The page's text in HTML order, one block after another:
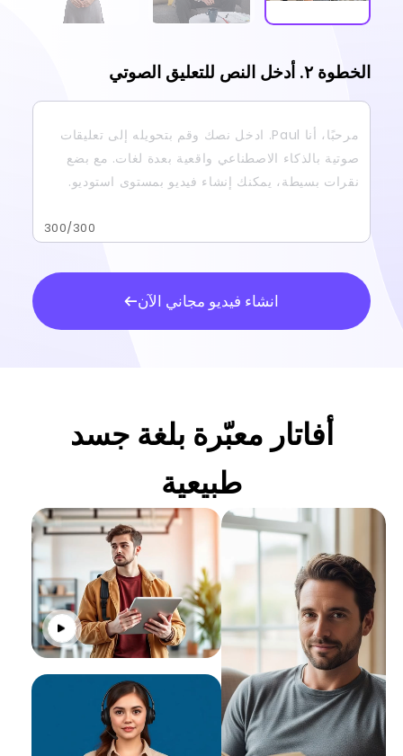
الخطوة ٢. أدخل النص للتعليق الصوتي
300/300
انشاء فيديو مجاني الآن
أفاتار معبّرة بلغة جسد
طبيعية
انقر